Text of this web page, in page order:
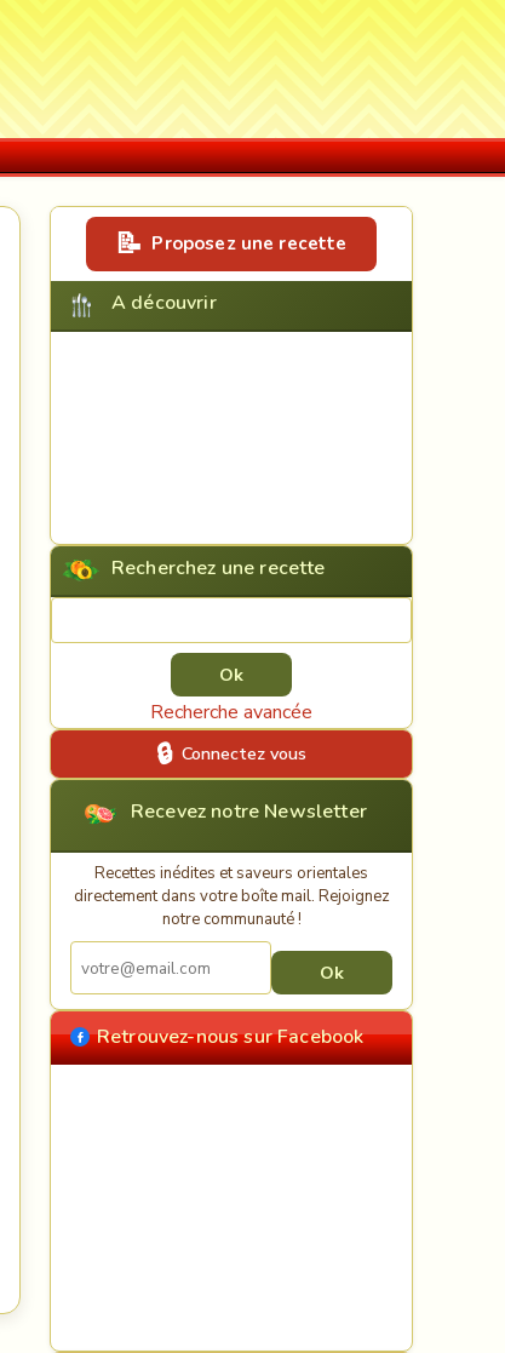
Proposez une recette
A découvrir
Recherchez une recette
Recherche avancée
Connectez vous
Recevez notre Newsletter
Recettes inédites et saveurs orientales
directement dans votre boîte mail. Rejoignez
notre communauté !
Retrouvez-nous sur Facebook